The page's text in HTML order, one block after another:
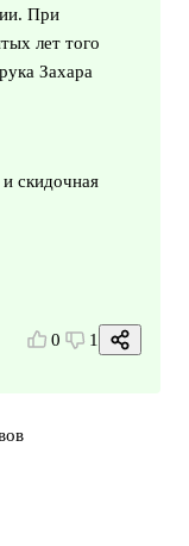
При
лет того
Захара
скидочная
0 1